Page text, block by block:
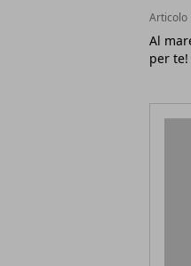
Articolo
Al
per te!